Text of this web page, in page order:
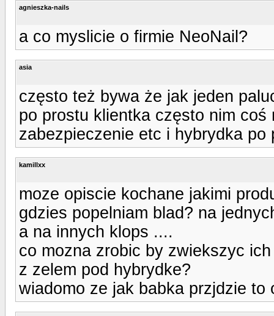
agnieszka-nails
a co myslicie o firmie NeoNail?
asia
często też bywa że jak jeden
po prostu klientka często nim
zabezpieczenie etc i hybrydka
kamillxx
moze opiscie kochane jakimi
gdzies popelniam blad? na
a na innych klops ....
co mozna zrobic by zwiekszyc
z zelem pod hybrydke?
wiadomo ze jak babka przjdzie